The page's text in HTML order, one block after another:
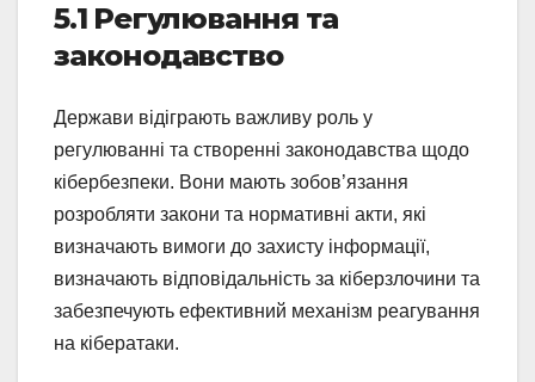
5.1 Регулювання та
законодавство
Держави відіграють важливу роль у
регулюванні та створенні законодавства щодо
кібербезпеки. Вони мають зобов’язання
розробляти закони та нормативні акти, які
визначають вимоги до захисту інформації,
визначають відповідальність за кіберзлочини та
забезпечують ефективний механізм реагування
на кібератаки.